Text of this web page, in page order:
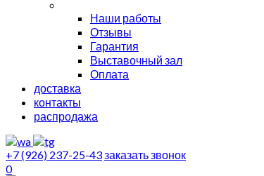
Наши работы
Отзывы
Гарантия
Выставочный зал
Оплата
доставка
контакты
распродажа
+7 (926) 237-25-43заказать звонок
0